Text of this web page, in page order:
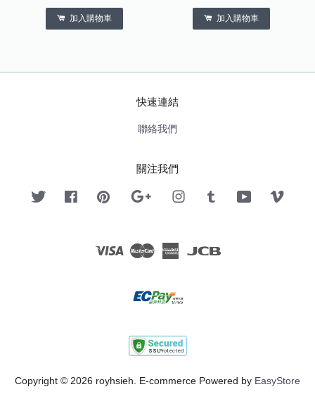
加入購物車 加入購物車
快速連結
聯絡我們
關注我們
Twitter FacebookPinterest Google InstagramTumblr YouTube
Visa Master American
Copyright © 2026 royhsieh. E-commerce Powered by EasyStore